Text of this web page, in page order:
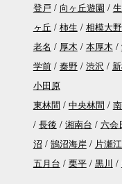
登戸 向ヶ丘遊園
ヶ丘
柿生 相模大野
老名
厚木 本厚木
学前
秦野 渋沢
小田原
東林間
中央林間
長後
湘南台 六会
沼
鵠沼海岸
片瀬
五月台
栗平 黒川